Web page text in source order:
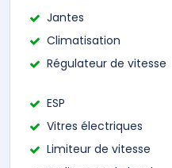
Jantes
Climatisation
Régulateur de vitesse
ESP
Vitres électriques
Limiteur de vitesse